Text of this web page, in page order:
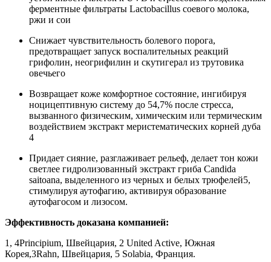
ферментные фильтраты Lactobacillus соевого молока,
ржи и сои
Снижает чувствительность болевого порога,
предотвращает запуск воспалительных реакций
грифолин, неогрифилин и скутигерал из трутовика
овечьего
Возвращает коже комфортное состояние, ингибируя
ноцицептивную систему до 54,7% после стресса,
вызванного физическим, химическим или термическим
воздействием экстракт меристематических корней дуба
4
Придает сияние, разглаживает рельеф, делает тон кожи
светлее гидролизованный экстракт гриба Candida
saitoana, выделенного из черных и белых трюфелей5,
стимулируя аутофагию, активируя образование
аутофагосом и лизосом.
Эффективность доказана компанией:
1, 4Principium, Швейцария, 2 United Active, Южная
Корея,3Rahn, Швейцария, 5 Solabia, Франция.